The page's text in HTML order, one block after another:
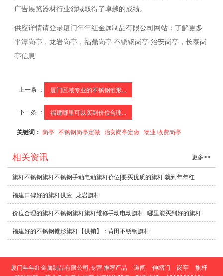
广告展览器材行业领域取得了卓越的成绩。
供应详情请登录厦门年年红金属制品有限公司网站：了解更多
平潭岗亭，龙岩岗亭，福鼎岗亭 不锈钢岗亭 治安岗亭，长泰岗
亭信息
上一条 ： 厦门区域专业的不锈钢锥形...
下一条 ： 福建哪里可以买到价位合理...
关键词： 岗亭 不锈钢岗亭定做 治安岗亭定做 物业 收费岗亭
相关资讯 更多>>
旗杆不锈钢旗杆不锈钢手动电动旗杆价位|要买优质的旗杆 就到年年红
福建口碑好的旗杆供应_龙岩旗杆
价位合理的旗杆不锈钢旗杆旗杆维修手动电动旗杆_哪里能买到好的旗杆
福建好的不锈钢锥形旗杆【供销】：莆田不锈钢旗杆
厦门年年红金属制品有限公司,专营推荐产品 道闸 伸缩门 岗亭
旗杆